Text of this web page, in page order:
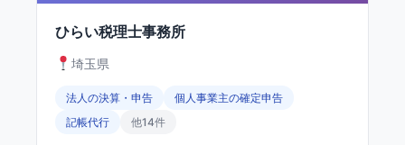
ひらい税理士事務所
埼玉県
法人の決算・申告
個人事業主の確定申告
記帳代行
他14件